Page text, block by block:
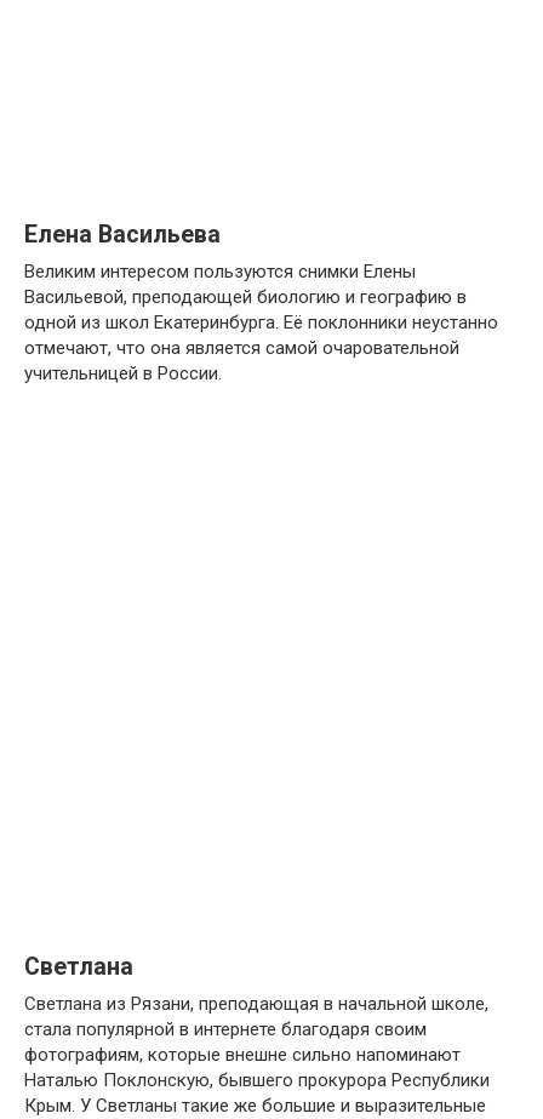
Елена Васильева
Великим интересом пользуются снимки Елены
Васильевой, преподающей биологию и географию в
одной из школ Екатеринбурга. Её поклонники неустанно
отмечают, что она является самой очаровательной
учительницей в России.
Светлана
Светлана из Рязани, преподающая в начальной школе,
стала популярной в интернете благодаря своим
фотографиям, которые внешне сильно напоминают
Наталью Поклонскую, бывшего прокурора Республики
Крым. У Светланы такие же большие и выразительные